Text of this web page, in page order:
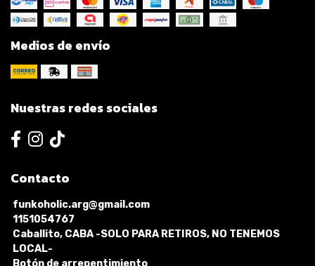
Medios de envío
Nuestras redes sociales
Contacto
funkoholic.arg@gmail.com
1151054767
Caballito, CABA -SOLO PARA RETIROS, NO TENEMOS
LOCAL-